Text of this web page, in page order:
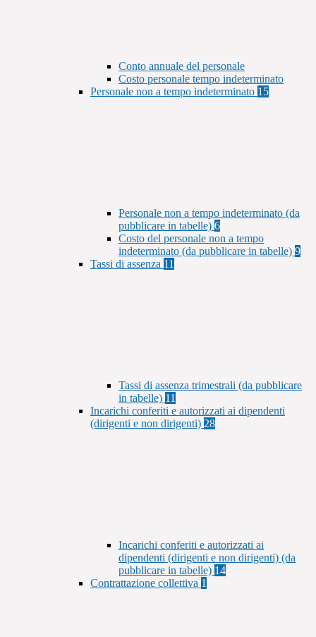
Conto annuale del personale
Costo personale tempo indeterminato
Personale non a tempo indeterminato 15
Personale non a tempo indeterminato (da
pubblicare in tabelle) 6
Costo del personale non a tempo
indeterminato (da pubblicare in tabelle) 9
Tassi di assenza 11
Tassi di assenza trimestrali (da pubblicare
in tabelle) 11
Incarichi conferiti e autorizzati ai dipendenti
(dirigenti e non dirigenti) 28
Incarichi conferiti e autorizzati ai
dipendenti (dirigenti e non dirigenti) (da
pubblicare in tabelle) 14
Contrattazione collettiva 1